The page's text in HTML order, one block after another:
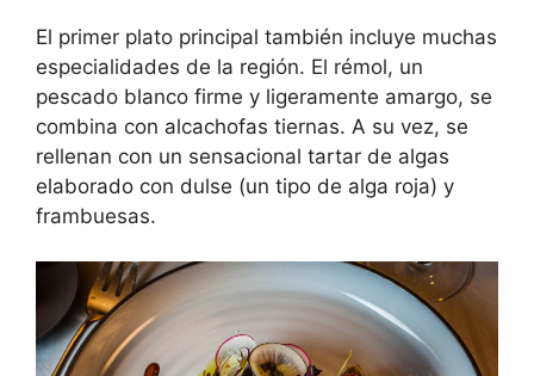
El primer plato principal también incluye muchas
especialidades de la región. El rémol, un
pescado blanco firme y ligeramente amargo, se
combina con alcachofas tiernas. A su vez, se
rellenan con un sensacional tartar de algas
elaborado con dulse (un tipo de alga roja) y
frambuesas.